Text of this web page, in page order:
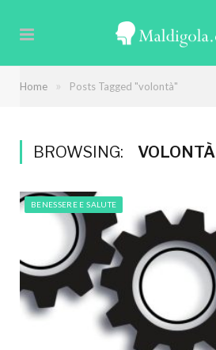
Home » Posts Tagged "volontà"
BROWSING: VOLONTÀ
BENESSERE E SALUTE